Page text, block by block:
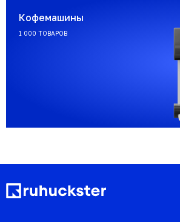
Кофемашины
1 000 ТОВАРОВ